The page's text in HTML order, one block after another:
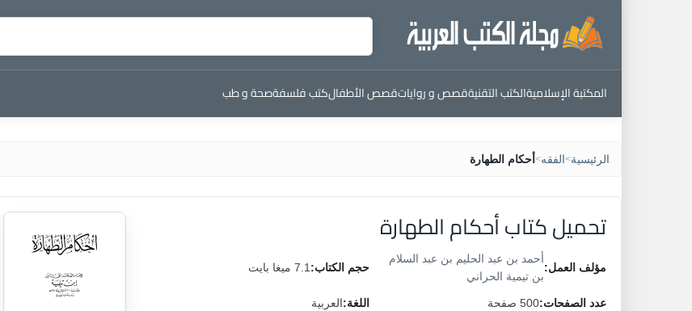
المكتبة الإسلاميةالكتب التقنيةقصص و رواياتقصص الأطفالكتب فلسفةصحة و طب
الرئيسية>الفقه> أحكام الطهارة
تحميل كتاب أحكام الطهارة
مؤلف العمل:
أحمد بن عبد الحليم بن عبد السلام
بن تيمية الحراني
حجم الكتاب: 7.1 ميغا بايت
عدد الصفحات:500 صفحة اللغة:العربية